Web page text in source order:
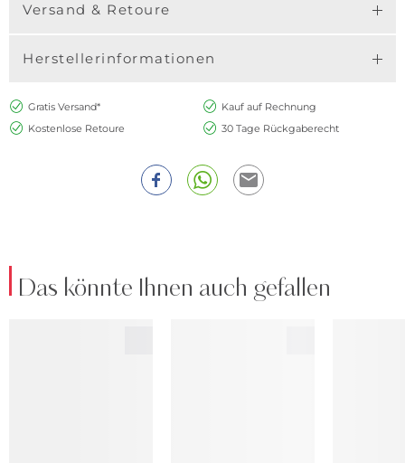
Versand & Retoure
Herstellerinformationen
Gratis Versand*
Kauf auf Rechnung
Kostenlose Retoure
30 Tage Rückgaberecht
Das könnte Ihnen auch gefallen